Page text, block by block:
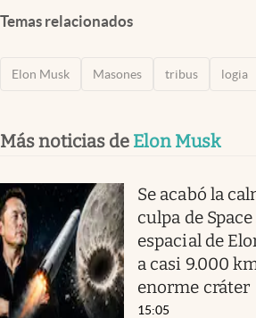
Temas relacionados
Elon Musk Masones tribus logia
Más noticias de Elon Musk
Se acabó la
culpa de Space
espacial de
a casi 9.000
enorme cráter
15:05